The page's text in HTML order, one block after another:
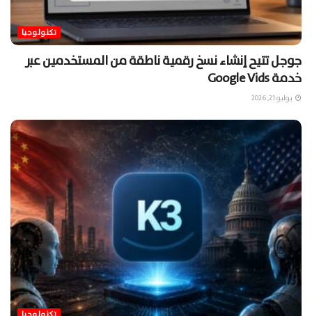
تكنولوجيا
جوجل تتيح إنشاء نسخ رقمية ناطقة من المستخدمين عبر
خدمة Google Vids
يوليو 21, 2026